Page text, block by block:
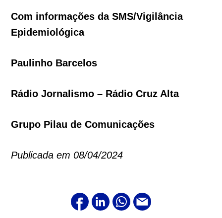
Com informações da SMS/Vigilância
Epidemiológica
Paulinho Barcelos
Rádio Jornalismo – Rádio Cruz Alta
Grupo Pilau de Comunicações
Publicada em 08/04/2024